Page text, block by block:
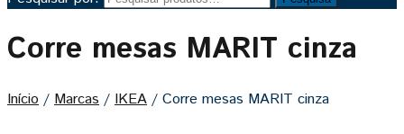
Corre mesas MARIT cinza
Início / Marcas / IKEA / Corre mesas MARIT cinza